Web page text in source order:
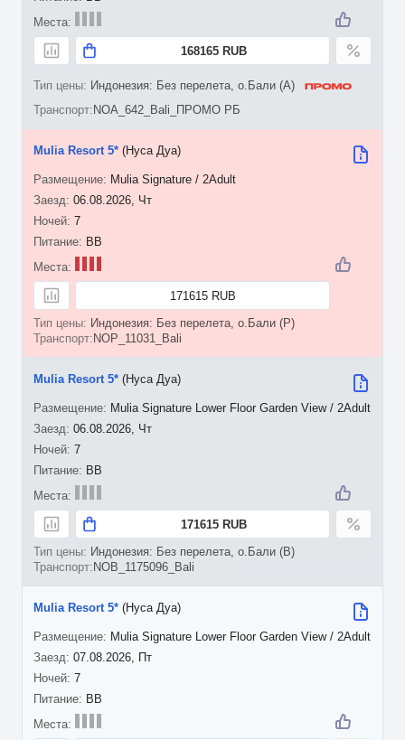
168165 RUB
Индонезия: Без перелета, о.Бали (A)
NOA_642_Bali_ПРОМО РБ
06.08.2026, Чт
7
Mulia Resort 5* (Нуса Дуа)
Mulia Signature / 2Adult
BB
171615 RUB
Индонезия: Без перелета, о.Бали (P)
NOP_11031_Bali
06.08.2026, Чт
7
Mulia Resort 5* (Нуса Дуа)
Mulia Signature Lower Floor Garden View / 2Adult
BB
171615 RUB
Индонезия: Без перелета, о.Бали (B)
NOB_1175096_Bali
07.08.2026, Пт
7
Mulia Resort 5* (Нуса Дуа)
Mulia Signature Lower Floor Garden View / 2Adult
BB